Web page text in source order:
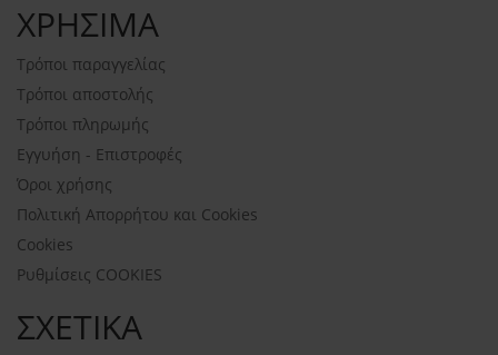
ΧΡΗΣΙΜΑ
Τρόποι παραγγελίας
Τρόποι αποστολής
Τρόποι πληρωμής
Εγγυήση - Επιστροφές
Όροι χρήσης
Πολιτική Απορρήτου και Cookies
Cookies
Ρυθμίσεις COOKIES
ΣΧΕΤΙΚΑ